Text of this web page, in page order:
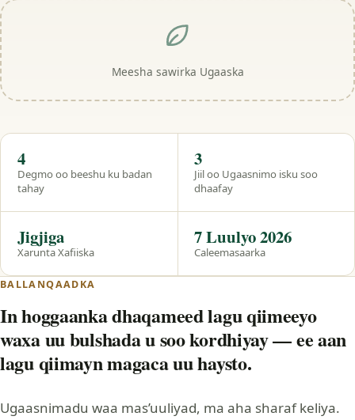
Meesha sawirka Ugaaska
Hal eeg
Degmo oo beeshu ku badan
tahay
4
Jiil oo Ugaasnimo isku soo
dhaafay
3
Xarunta Xafiiska
Jigjiga
Caleemasaarka
7 Luulyo 2026
BALLANQAADKA
In hoggaanka dhaqameed lagu qiimeeyo
waxa uu bulshada u soo kordhiyay — ee aan
lagu qiimayn magaca uu haysto.
Ugaasnimadu waa mas’uuliyad, ma aha sharaf keliya.